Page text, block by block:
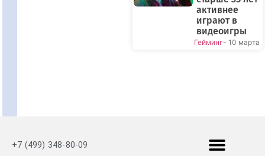
активнее
играют в
видеоигры
Гейминг- 10 марта
+7 (499) 348-80-09